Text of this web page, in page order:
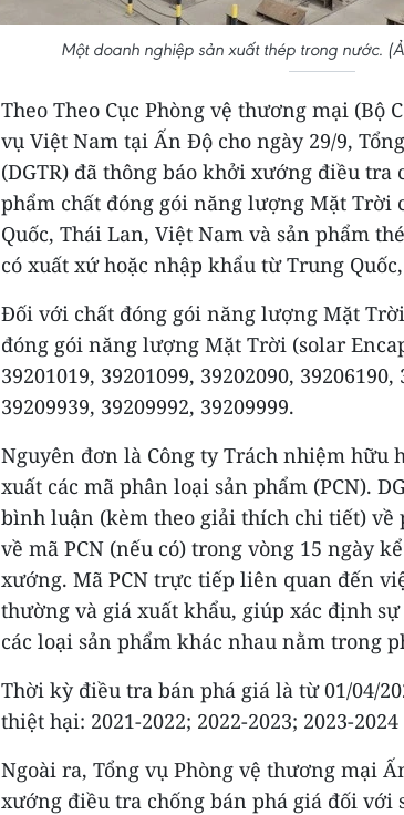
Một doanh nghiệp sản xuất thép trong nước.
Theo Theo Cục Phòng vệ thương mại
vụ Việt Nam tại Ấn Độ cho ngày 29/9,
(DGTR) đã thông báo khởi xướng điều tra
phẩm chất đóng gói năng lượng Mặt Trời
Quốc, Thái Lan, Việt Nam và sản phẩm
có xuất xứ hoặc nhập khẩu từ Trung
Đối với chất đóng gói năng lượng Mặt
đóng gói năng lượng Mặt Trời (solar
39201019, 39201099, 39202090,
39209939, 39209992, 39209999.
Nguyên đơn là Công ty Trách nhiệm hữu
xuất các mã phân loại sản phẩm (PCN).
bình luận (kèm theo giải thích chi tiết) về
về mã PCN (nếu có) trong vòng 15 ngày
xướng. Mã PCN trực tiếp liên quan đến
thường và giá xuất khẩu, giúp xác định
các loại sản phẩm khác nhau nằm trong
Thời kỳ điều tra bán phá giá là từ 01/04/
thiệt hại: 2021-2022; 2022-2023; 2023-
Ngoài ra, Tổng vụ Phòng vệ thương mại
xướng điều tra chống bán phá giá đối với